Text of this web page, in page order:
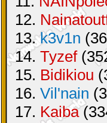
12.
13.k3v1n
14. Tyzef
15. Bidikiou
16. Vil'nain
17. Kaiba